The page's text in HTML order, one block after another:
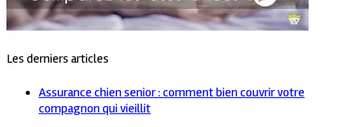
Les derniers articles
Assurance chien senior : comment bien couvrir votre
compagnon qui vieillit